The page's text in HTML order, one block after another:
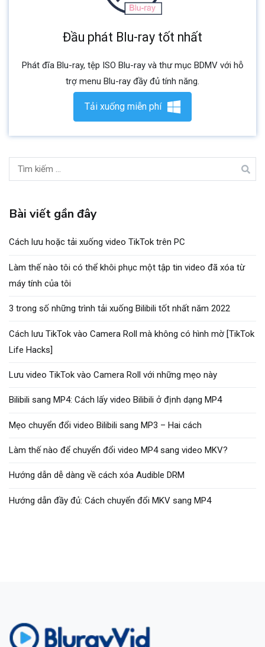
Đầu phát Blu-ray tốt nhất
Phát đĩa Blu-ray, tệp ISO Blu-ray và thư mục BDMV với hỗ
trợ menu Blu-ray đầy đủ tính năng.
Tải xuống miễn phí
Tìm
kiếm:
Bài viết gần đây
Cách lưu hoặc tải xuống video TikTok trên PC
Làm thế nào tôi có thể khôi phục một tập tin video đã xóa từ
máy tính của tôi
3 trong số những trình tải xuống Bilibili tốt nhất năm 2022
Cách lưu TikTok vào Camera Roll mà không có hình mờ [TikTok
Life Hacks]
Lưu video TikTok vào Camera Roll với những mẹo này
Bilibili sang MP4: Cách lấy video Bilibili ở định dạng MP4
Mẹo chuyển đổi video Bilibili sang MP3 – Hai cách
Làm thế nào để chuyển đổi video MP4 sang video MKV?
Hướng dẫn dễ dàng về cách xóa Audible DRM
Hướng dẫn đầy đủ: Cách chuyển đổi MKV sang MP4